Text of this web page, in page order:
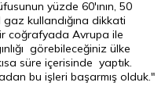
yüzde 60'ının, 50
kullandığına dikkati
coğrafyada Avrupa ile
görebileceğiniz ülke
süre içerisinde yaptık.
bu işleri başarmış olduk."